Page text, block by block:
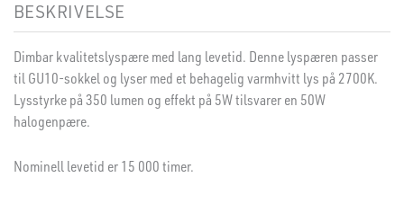
BESKRIVELSE
Dimbar kvalitetslyspære med lang levetid. Denne lyspæren passer
til GU10-sokkel og lyser med et behagelig varmhvitt lys på 2700K.
Lysstyrke på 350 lumen og effekt på 5W tilsvarer en 50W
halogenpære.
Nominell levetid er 15 000 timer.